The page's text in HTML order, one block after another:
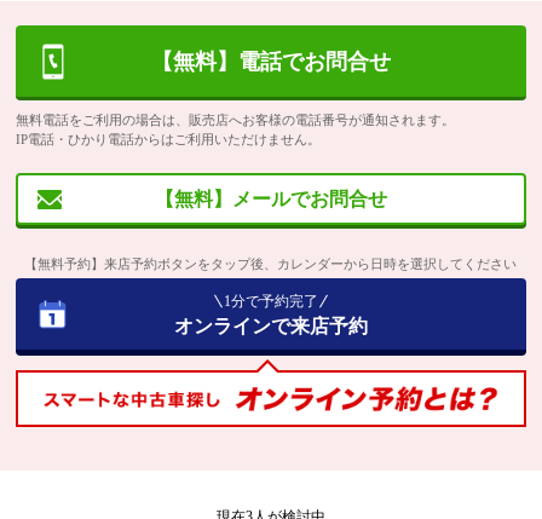
【無料】電話でお問合せ
無料電話をご利用の場合は、販売店へお客様の電話番号が通知されます。
IP電話・ひかり電話からはご利用いただけません。
【無料】メールでお問合せ
【無料予約】来店予約ボタンをタップ後、カレンダーから日時を選択してください
1分で予約完了
オンラインで来店予約